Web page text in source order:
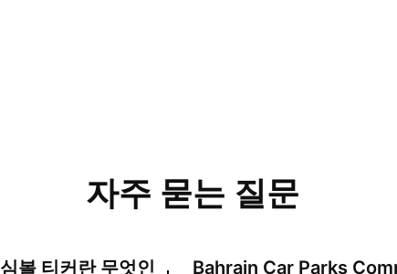
자주 묻는 질문
심볼 티커란 무엇인
Bahrain Car Parks